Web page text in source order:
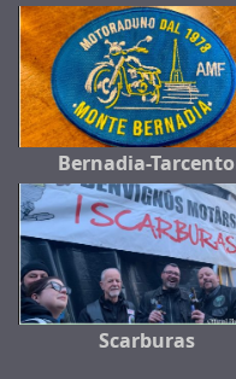
Bernadia-Tarcento
Scarburas